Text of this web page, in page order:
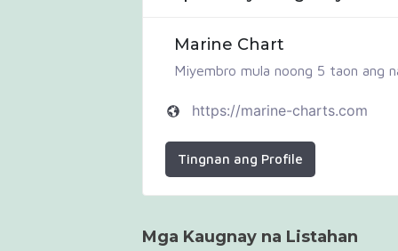
Marine Chart
Miyembro mula noong 5 taon ang
https://marine-charts.com
Tingnan ang Profile
Mga Kaugnay na Listahan